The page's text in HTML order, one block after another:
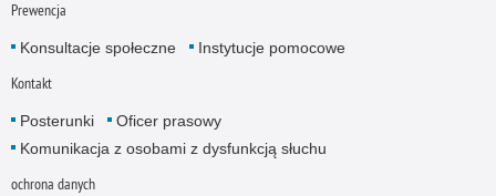
Prewencja
Konsultacje społeczne Instytucje pomocowe
Kontakt
Posterunki
Oficer prasowy
Komunikacja z osobami z dysfunkcją słuchu
ochrona danych